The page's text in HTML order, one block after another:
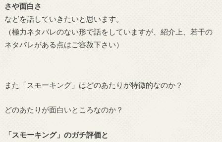
さや面白さ
などを話していきたいと思います。
（極力ネタバレのない形で話をしていますが、紹介上、若干の
ネタバレがある点はご容赦下さい）
また「スモーキング」はどのあたりが特徴的なのか？
どのあたりが面白いところなのか？
「スモーキング」のガチ評価と